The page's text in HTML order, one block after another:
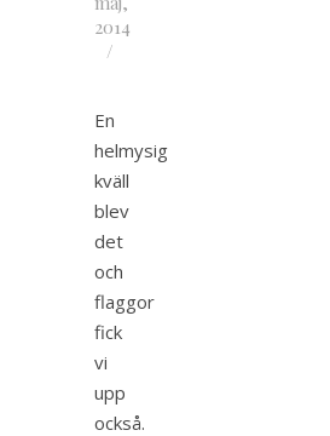
2014
/
En
helmysig
kväll
blev
det
och
flaggor
fick
vi
upp
också.